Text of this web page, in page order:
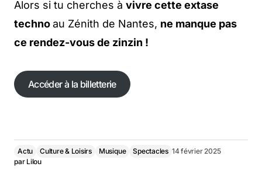
Alors si tu cherches à vivre cette extase
technoau Zénith de Nantes, ne manque pas
ce rendez-vous de zinzin !
Accéder à la billetterie
Accéder à la billetterie
Actu Culture & Loisirs Musique Spectacles 14 février 2025
par Lilou